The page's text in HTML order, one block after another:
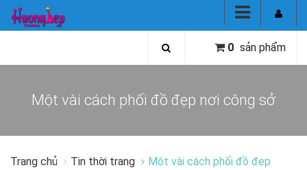
0 sản phẩm
Một vài cách phối đồ đẹp nơi công sở
Trang chủ Tin thời trang
Một vài cách phối đồ đẹp